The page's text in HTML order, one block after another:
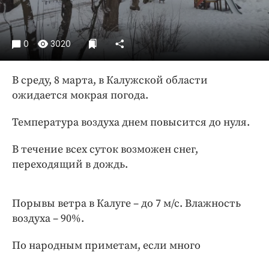
Спорт
Экономика и бизнес
ПРОЕКТЫ
Блоги
Издания
Интересное чтиво
Клиника года
Бренд года
0 3020
В среду, 8 марта, в Калужской области
ожидается мокрая погода.
Температура воздуха днем повысится до нуля.
В течение всех суток возможен снег,
переходящий в дождь.
Порывы ветра в Калуге – до 7 м/с. Влажность
воздуха – 90%.
По народным приметам, если много